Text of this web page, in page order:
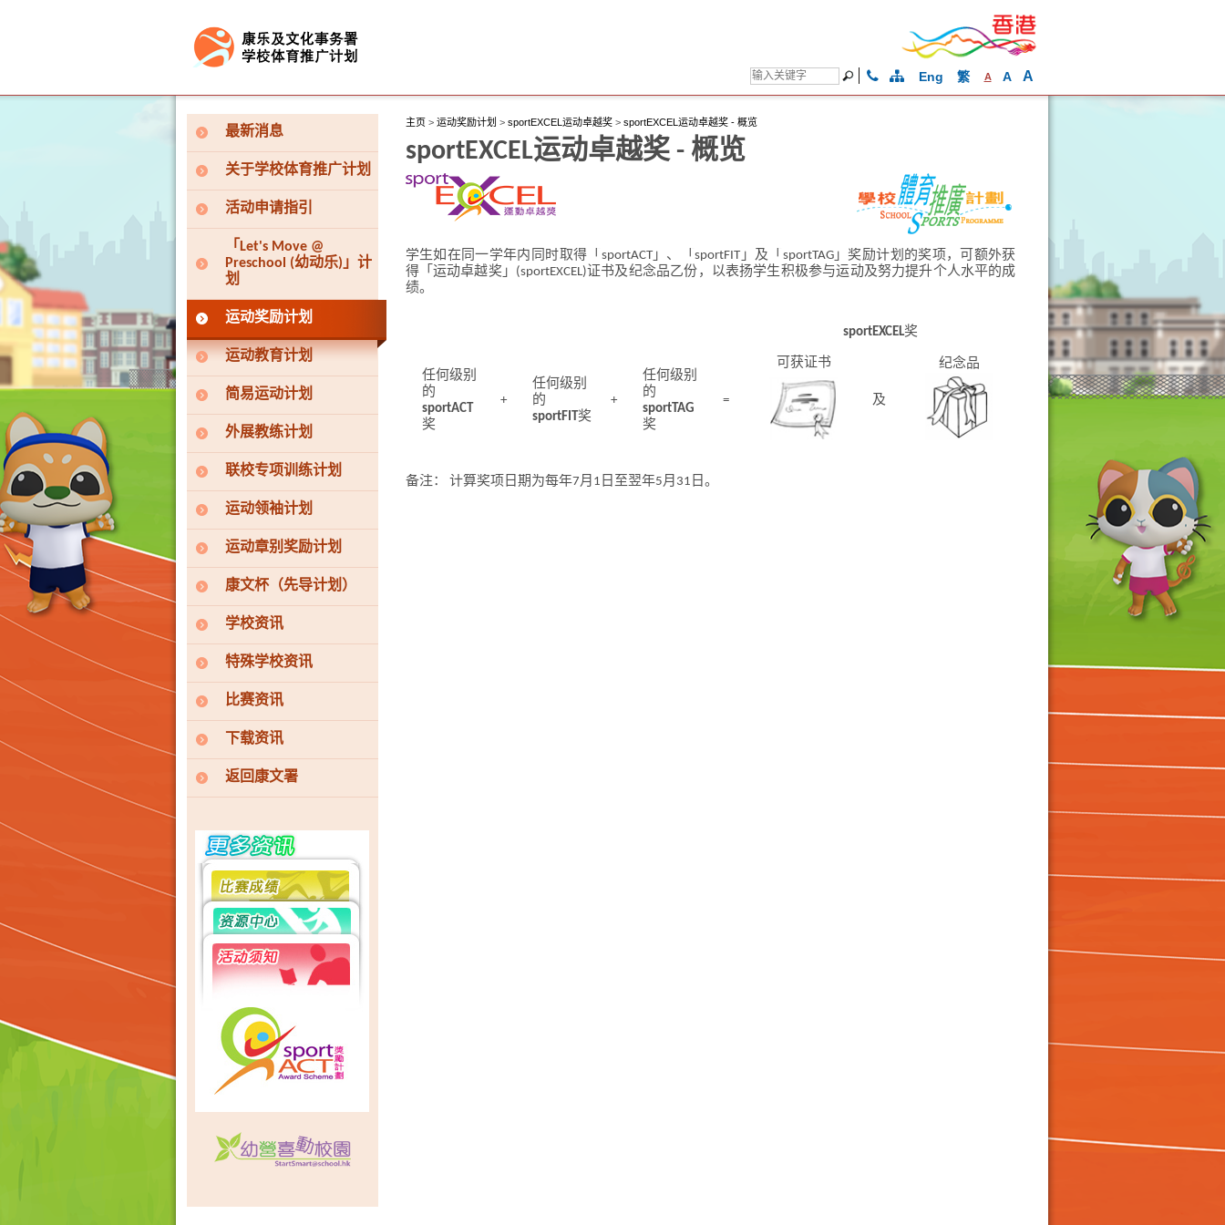
Eng 繁 A A A
按“Tab”进入菜单
最新消息
关于学校体育推广计划
活动申请指引
「Let's Move @
Preschool (幼动乐)」计
划
运动奖励计划
运动教育计划
简易运动计划
外展教练计划
联校专项训练计划
运动领袖计划
运动章别奖励计划
康文杯（先导计划）
学校资讯
特殊学校资讯
比赛资讯
下载资讯
返回康文署
主页> 运动奖励计划 > sportEXCEL运动卓越奖> sportEXCEL运动卓越奖 - 概览
sportEXCEL运动卓越奖 - 概览
学生如在同一学年内同时取得「sportACT」、「sportFIT」及「sportTAG」奖励计划的奖项，可额外获
得「运动卓越奖」(sportEXCEL)证书及纪念品乙份，以表扬学生积极参与运动及努力提升个人水平的成
绩。
sportEXCEL奖
任何级别
的
sportACT
奖
+
任何级别
的
sportFIT 奖
+
任何级别
的
sportTAG
奖
=
可获证书
及
纪念品
备注： 计算奖项日期为每年7月1日至翌年5月31日。